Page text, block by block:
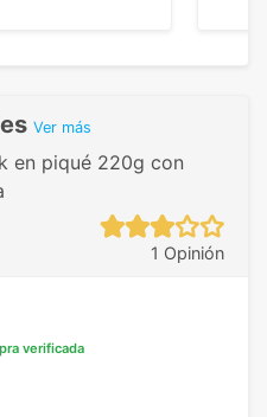
y llegaron tal
Totalmente
Ver más
en piqué 220g con
1 Opinión
verificada